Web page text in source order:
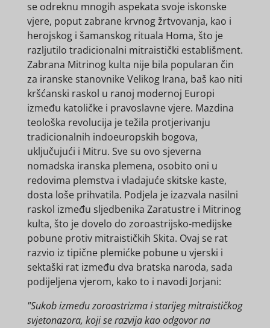
se odreknu mnogih aspekata svoje iskonske
vjere, poput zabrane krvnog žrtvovanja, kao i
herojskog i šamanskog rituala Homa, što je
razljutilo tradicionalni mitraistički establišment.
Zabrana Mitrinog kulta nije bila popularan čin
za iranske stanovnike Velikog Irana, baš kao niti
kršćanski raskol u ranoj modernoj Europi
između katoličke i pravoslavne vjere. Mazdina
teološka revolucija je težila protjerivanju
tradicionalnih indoeuropskih bogova,
uključujući i Mitru. Sve su ovo sjeverna
nomadska iranska plemena, osobito oni u
redovima plemstva i vladajuće skitske kaste,
dosta loše prihvatila. Podjela je izazvala nasilni
raskol između sljedbenika Zaratustre i Mitrinog
kulta, što je dovelo do zoroastrijsko-medijske
pobune protiv mitraističkih Skita. Ovaj se rat
razvio iz tipične plemićke pobune u vjerski i
sektaški rat između dva bratska naroda, sada
podijeljena vjerom, kako to i navodi Jorjani:
"Sukob između zoroastrizma i starijeg mitraističkog
svjetonazora, koji se razvija kao odgovor na